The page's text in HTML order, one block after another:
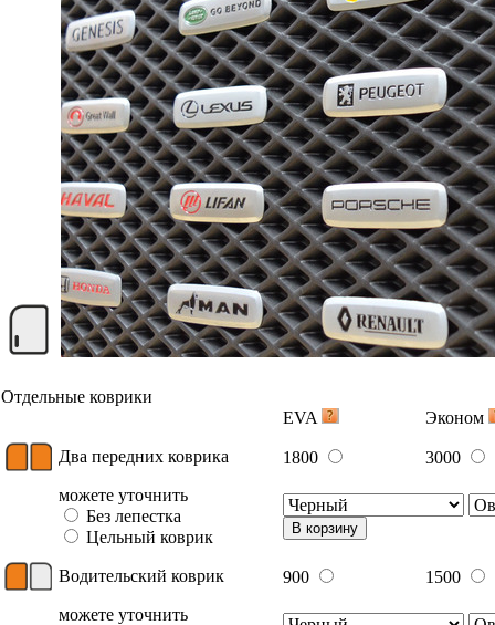
Отдельные коврики
EVA
Эконом
Два передних коврика 1800
3000
можете уточнить
Без лепестка
Цельный коврик
В корзину
Водительский коврик 900
1500
можете уточнить